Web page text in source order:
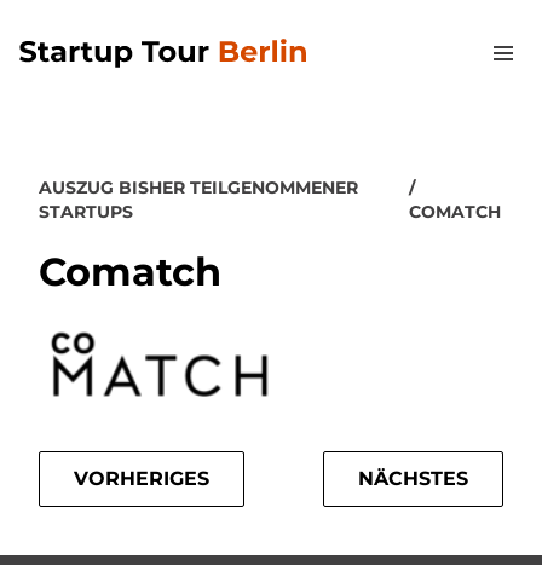
AUSZUG BISHER TEILGENOMMENER
STARTUPS
COMATCH
Comatch
VORHERIGES NÄCHSTES